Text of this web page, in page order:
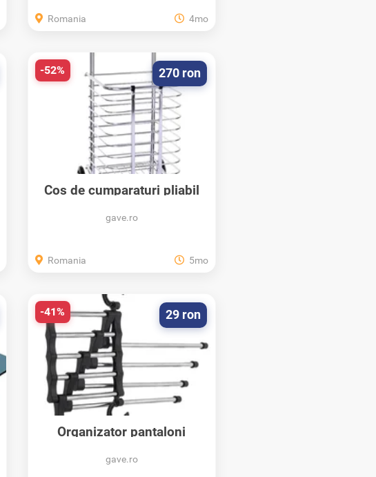
Romania 4mo
Cos de cumparaturi pliabil
gave.ro
270 ron
-52%
Romania 5mo
Organizator pantaloni
gave.ro
29 ron
-41%